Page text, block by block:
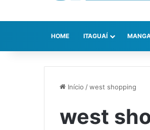
HOME ITAGUAÍ
Início /west shopping
west